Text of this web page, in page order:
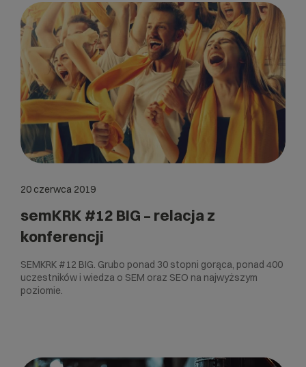
20 czerwca 2019
semKRK #12 BIG – relacja z
konferencji
SEMKRK #12 BIG. Grubo ponad 30 stopni gorąca, ponad 400
uczestników i wiedza o SEM oraz SEO na najwyższym
poziomie.